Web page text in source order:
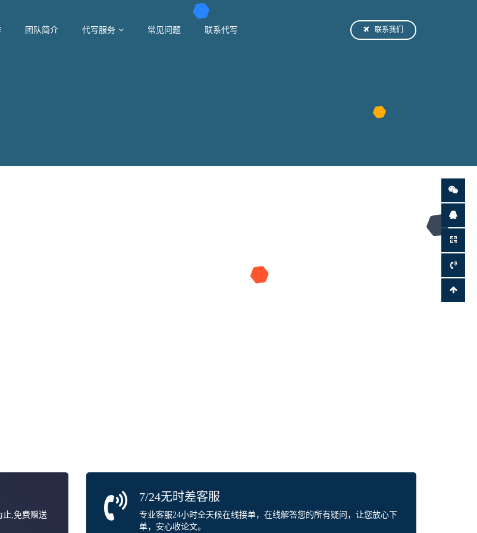
团队简介 代写服务 常见问题 联系代写 联系我们
止,免费赠送
7/24无时差客服
专业客服24小时全天候在线接单，在线解答您的所有疑问，让您放心下
单，安心收论文。